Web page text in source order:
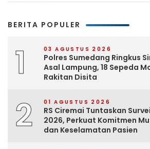
BERITA POPULER
1 03 AGUSTUS 2026
Polres Sumedang Ringkus
Asal Lampung, 18 Sepeda
Rakitan Disita
2 01 AGUSTUS 2026
RS Ciremai Tuntaskan
2026, Perkuat Komitmen
dan Keselamatan Pasien